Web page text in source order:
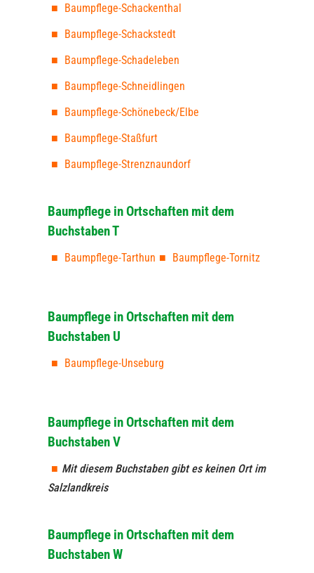
Baumpflege-Schackenthal
Baumpflege-Schackstedt
Baumpflege-Schadeleben
Baumpflege-Schneidlingen
Baumpflege-Schönebeck/Elbe
Baumpflege-Staßfurt
Baumpflege-Strenznaundorf
Baumpflege in Ortschaften mit dem
Buchstaben T
Baumpflege-Tarthun Baumpflege-Tornitz
Baumpflege in Ortschaften mit dem
Buchstaben U
Baumpflege-Unseburg
Baumpflege in Ortschaften mit dem
Buchstaben V
Mit diesem Buchstaben gibt es keinen Ort im
Salzlandkreis
Baumpflege in Ortschaften mit dem
Buchstaben W